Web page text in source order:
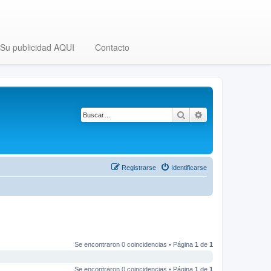
publicidad AQUI Contacto
Buscar
Identificarse
Registrarse
Se encontraron 0 coincidencias • Página 1 de 1
Se encontraron 0 coincidencias • Página 1 de 1